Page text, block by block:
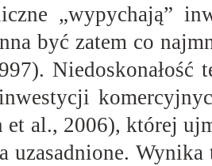
„wypychają”
być zatem co
Niedoskonałość
et al., 2006), której
uzasadnione.